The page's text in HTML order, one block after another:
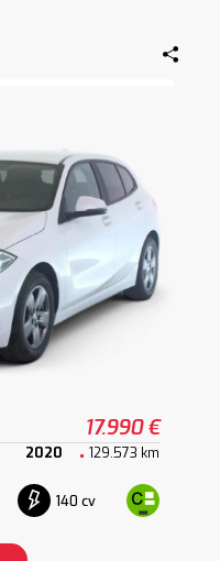
17.990 €
2020 129.573 km
140 cv